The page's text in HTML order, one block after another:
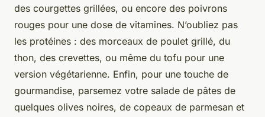
des courgettes grillées, ou encore des poivrons
rouges pour une dose de vitamines. N’oubliez pas
les protéines : des morceaux de poulet grillé, du
thon, des crevettes, ou même du tofu pour une
version végétarienne. Enfin, pour une touche de
gourmandise, parsemez votre salade de pâtes de
quelques olives noires, de copeaux de parmesan et